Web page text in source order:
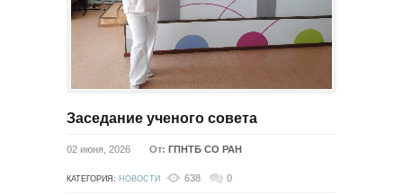
Заседание ученого совета
02 июня, 2026 От: ГПНТБ СО РАН
КАТЕГОРИЯ: НОВОСТИ 638 0